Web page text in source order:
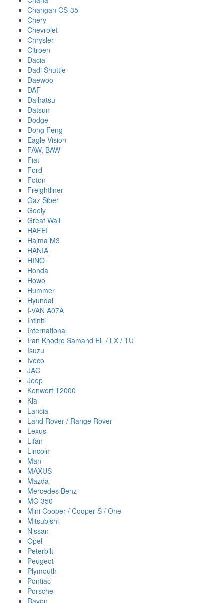
Changan CS-35
Chery
Chevrolet
Chrysler
Citroen
Dacia
Dadi Shuttle
Daewoo
DAF
Daihatsu
Datsun
Dodge
Dong Feng
Eagle Vision
FAW, BAW
Fiat
Ford
Foton
Freightliner
Gaz Siber
Geely
Great Wall
HAFEI
Haima M3
HANIA
HINO
Honda
Howo
Hummer
Hyundai
I-VAN A07A
Infiniti
International
Iran Khodro Samand EL / LX / TU
Isuzu
Iveco
JAC
Jeep
Kenwort T2000
Kia
Lancia
Land Rover / Range Rover
Lexus
Lifan
Lincoln
Man
MAXUS
Mazda
Mercedes Benz
MG 350
Mini Cooper / Cooper S / One
Mitsubishi
Nissan
Opel
Peterbilt
Peugeot
Plymouth
Pontiac
Porsche
Ravon